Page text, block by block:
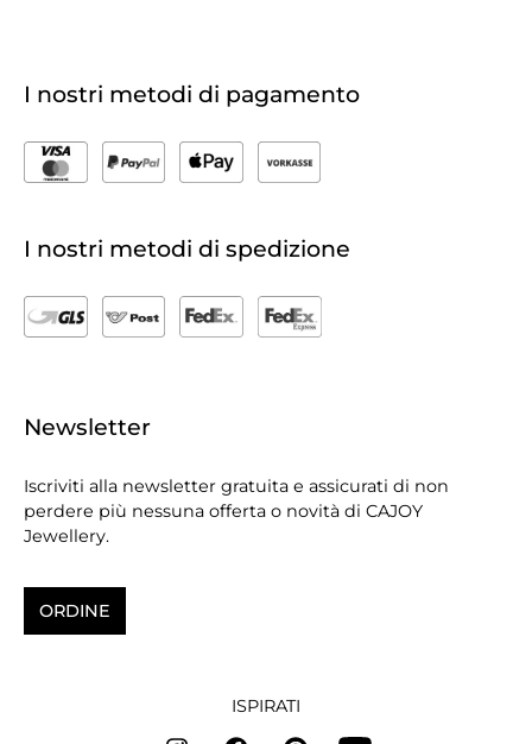
I nostri metodi di pagamento
I nostri metodi di spedizione
Newsletter
Iscriviti alla newsletter gratuita e assicurati di non
perdere più nessuna offerta o novità di CAJOY
Jewellery.
ORDINE
ISPIRATI